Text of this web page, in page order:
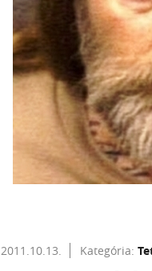
2011.10.13. Kategória: